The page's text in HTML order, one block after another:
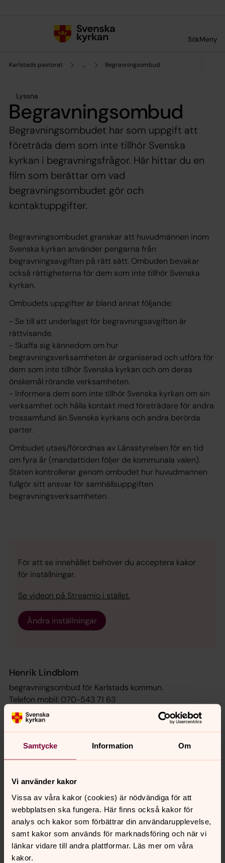
Samtycke Information Om
Vi använder kakor
Vissa av våra kakor (cookies) är nödvändiga för att
webbplatsen ska fungera. Här finns också kakor för
analys och kakor som förbättrar din användarupplevelse,
samt kakor som används för marknadsföring och när vi
länkar vidare till andra plattformar. Läs mer om våra
kakor.
SökMeny
Karlstads pastorat ... Begravningsombud
Lyssna
Begravningsombud
Begravningsombudet har som uppgift att
företräda dem som inte tillhör Svenska
kyrkan i begravningsfrågor. Här hittar du en
film som berättar om vad
begravningsombudet gör och
kontaktuppgifter.
Begravningsombudet granskar att huvudmännen inom
Svenska kyrkan använder pengarna från
begravningsavgiften på rätt sätt. Ombuden bevakar
också rättigheterna för dem som inte tillhör Svenska
kyrkan.
Ombudets uppgifter är bland annat följande:
- Se till att underlaget för begravningsavgiften är
rättvisande.
- Skaffa sig kännedom om hur
begravningsverksamheten är organiserad och utförs för
dem som inte tillhör Svenska kyrkan och om deras
önskemål rörande verksamheten.
- Informera dem som inte tillhör Svenska kyrkan om sin
verksamhet och hålla kontakt med företrädare för andra
trossamfund än Svenska kyrkans och andra berörda
parter.
Ombudet utses/förordnas av Länsstyrelsen för en tid
om fyra år (mandattiden följer de kommunala valen).
Staten kontrollerar genom ombudet hur huvudmannen
fullgör sitt ansvar för samhällsuppgiften
begravningsverksamheten.
För att se innehållet behöver du acceptera kakor
för inställningar.
Se videon på Streamio i stället.
Ändra inställningar
Henrik Lindblom
begravningsombud för Karlstads kommun.
Telefon mobil: 070-543 71 63
E-post:henrik.lindblom@karlstad.se
Ombudets verksamhet regleras i Begravningslagens 10
kapitel och i Begravningsförordningens 49-58 §§.
Länk till Länsstyrelsens sida om begravning
Länk till Karlstads kommuns sida om begravning
Varför finns begravningsombud?
Efter relationsändringen 2000-01-01 begränsades
möjligheten för dem som inte tillhör Svenska kyrkan att
påverka hur begravningsverksamheten sköts eftersom
man inte har rösträtt vid kyrkliga val och inte är valbar
för förtroendeuppdrag.